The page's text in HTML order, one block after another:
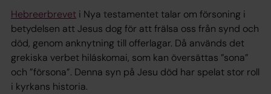
Hebreerbrevet i Nya testamentet talar om försoning i
betydelsen att Jesus dog för att frälsa oss från synd och
död, genom anknytning till offerlagar. Då används det
grekiska verbet hilás­ko­mai, som kan översättas ”sona”
och ”försona”. Denna syn på Jesu död har spelat stor roll
i kyrkans historia.